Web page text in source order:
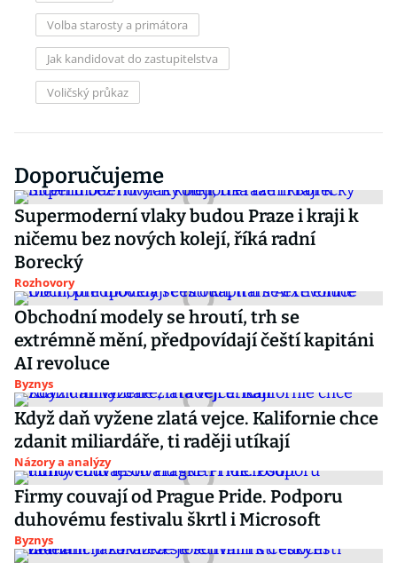
Volba starosty a primátora
Jak kandidovat do zastupitelstva
Voličský průkaz
Doporučujeme
Supermoderní vlaky budou Praze i kraji k
ničemu bez nových kolejí, říká radní
Borecký
Rozhovory
Obchodní modely se hroutí, trh se
extrémně mění, předpovídají čeští kapitáni
AI revoluce
Byznys
Když daň vyžene zlatá vejce. Kalifornie chce
zdanit miliardáře, ti raději utíkají
Názory a analýzy
Firmy couvají od Prague Pride. Podporu
duhovému festivalu škrtl i Microsoft
Byznys